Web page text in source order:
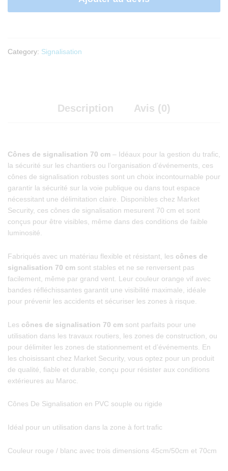
Category: Signalisation
Description Avis (0)
Cônes de signalisation 70 cm – Idéaux pour la gestion du trafic,
la sécurité sur les chantiers ou l’organisation d’événements, ces
cônes de signalisation robustes sont un choix incontournable pour
garantir la sécurité sur la voie publique ou dans tout espace
nécessitant une délimitation claire. Disponibles chez Market
Security, ces cônes de signalisation mesurent 70 cm et sont
conçus pour être visibles, même dans des conditions de faible
luminosité.
Fabriqués avec un matériau flexible et résistant, les cônes de
signalisation 70 cm sont stables et ne se renversent pas
facilement, même par grand vent. Leur couleur orange vif avec
bandes réfléchissantes garantit une visibilité maximale, idéale
pour prévenir les accidents et sécuriser les zones à risque.
Les cônes de signalisation 70 cm sont parfaits pour une
utilisation dans les travaux routiers, les zones de construction, ou
pour délimiter les zones de stationnement et d’événements. En
les choisissant chez Market Security, vous optez pour un produit
de qualité, fiable et durable, conçu pour résister aux conditions
extérieures au Maroc.
Cônes De Signalisation en PVC souple ou rigide
Idéal pour un utilisation dans la zone à fort trafic
Couleur rouge / blanc avec trois dimensions 45cm/50cm et 70cm